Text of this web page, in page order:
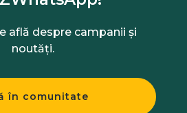
află despre campanii și
noutăți.
în comunitate